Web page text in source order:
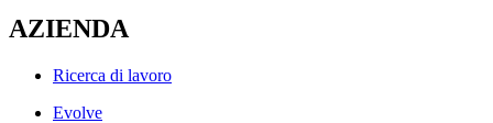
AZIENDA
Ricerca di lavoro
Evolve